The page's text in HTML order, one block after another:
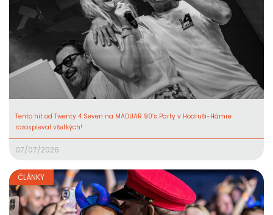
Tento hit od Twenty 4 Seven na MADUAR 90’s Party v Hodruši-Hámre
rozospieval všetkých!
07/07/2026
ČLÁNKY